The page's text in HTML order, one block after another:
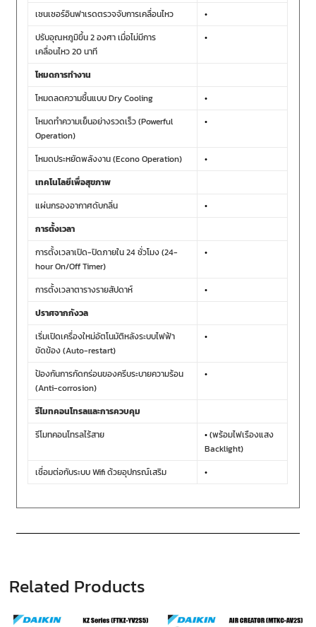
เซนเซอร์อินฟาเรดตรวจจับการเคลื่อนไหว
•
ปรับอุณหภูมิขึ้น 2 องศา เมื่อไม่มีการ
เคลื่อนไหว 20 นาที
•
โหมดการทำงาน
โหมดลดความชื้นแบบ Dry Cooling
•
โหมดทำความเย็นอย่างรวดเร็ว (Powerful
Operation)
•
โหมดประหยัดพลังงาน (Econo Operation)
•
เทคโนโลยีเพื่อสุขภาพ
แผ่นกรองอากาศดับกลิ่น
•
การตั้งเวลา
การตั้งเวลาเปิด-ปิดภายใน 24 ชั่วโมง (24-
hour On/Off Timer)
•
การตั้งเวลาตารางรายสัปดาห์
•
ปราศจากกังวล
เริ่มเปิดเครื่องใหม่อัตโนมัติหลังระบบไฟฟ้า
ขัดข้อง (Auto-restart)
•
ป้องกันการกัดกร่อนของครีบระบายความร้อน
(Anti-corrosion)
•
รีโมทคอนโทรลและการควบคุม
รีโมทคอนโทรลไร้สาย
•(พร้อมไฟเรืองแสง
Backlight)
เชื่อมต่อกับระบบ Wifi ด้วยอุปกรณ์เสริม
•
Related Products